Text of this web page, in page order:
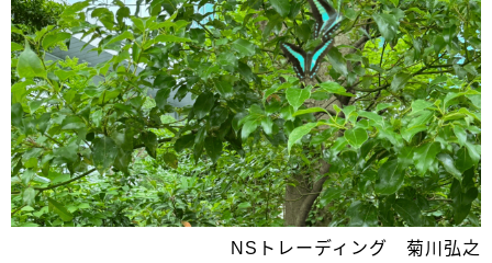
NSトレーディング 菊川弘之